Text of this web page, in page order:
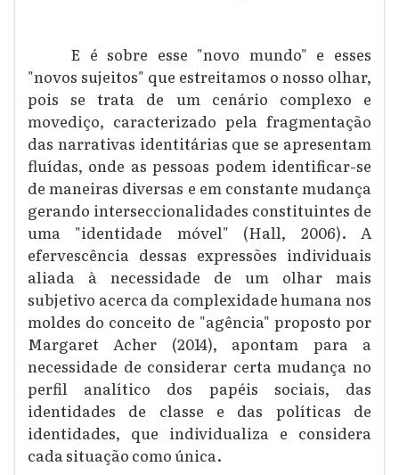
E é sobre esse "novo mundo" e esses
"novos sujeitos" que estreitamos o nosso olhar,
pois se trata de um cenário complexo e
movediço, caracterizado pela fragmentação
das narrativas identitárias que se apresentam
fluídas, onde as pessoas podem identificar-se
de maneiras diversas e em constante mudança
gerando interseccionalidades constituintes de
uma "identidade móvel" (Hall, 2006). A
efervescência dessas expressões individuais
aliada à necessidade de um olhar mais
subjetivo acerca da complexidade humana nos
moldes do conceito de "agência" proposto por
Margaret Acher (2014), apontam para a
necessidade de considerar certa mudança no
perfil analítico dos papéis sociais, das
identidades de classe e das políticas de
identidades, que individualiza e considera
cada situação como única.